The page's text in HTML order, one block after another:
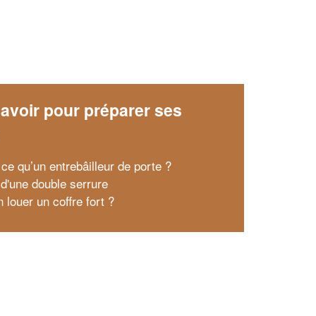
pour préparer ses
qu’un entrebâilleur de porte ?
double serrure
louer un coffre fort ?